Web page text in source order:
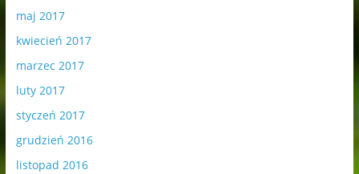
maj 2017
kwiecień 2017
marzec 2017
luty 2017
styczeń 2017
grudzień 2016
listopad 2016